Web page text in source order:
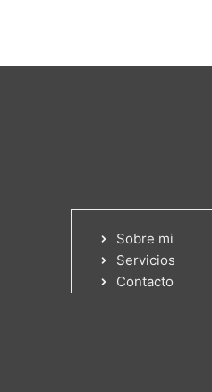
Sobre mi
Servicios
Contacto